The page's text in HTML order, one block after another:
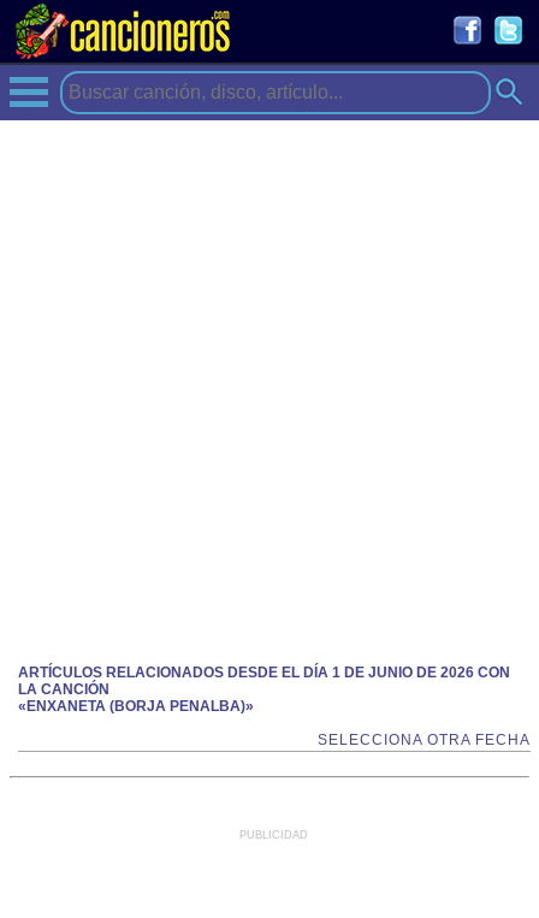
ARTÍCULOS RELACIONADOS DESDE EL DÍA 1 DE JUNIO DE 2026 CON
LA CANCIÓN
«ENXANETA (BORJA PENALBA)»
SELECCIONA OTRA FECHA
PUBLICIDAD